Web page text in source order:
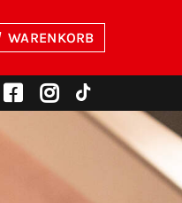
WARENKORB